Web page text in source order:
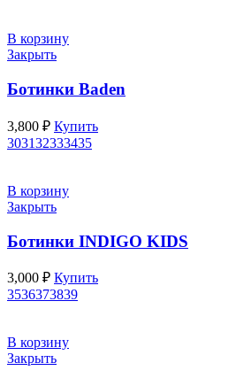
В корзину
Закрыть
Ботинки Baden
3,800 ₽ Купить
303132333435
В корзину
Закрыть
Ботинки INDIGO KIDS
3,000 ₽ Купить
3536373839
В корзину
Закрыть